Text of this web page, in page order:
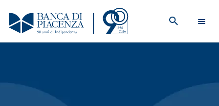
contenuto
principale